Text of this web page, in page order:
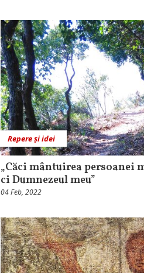
Repere și idei
„Căci mântuirea persoanei
ci Dumnezeul meu”
04 Feb, 2022